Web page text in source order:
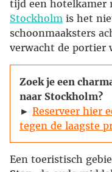
tijd een hotelkamer
Stockholm is het
schoonmaaksters
verwacht de portier
Zoek je een
naar Stockholm?
► Reserveer hier
tegen de laagste
Een toeristisch